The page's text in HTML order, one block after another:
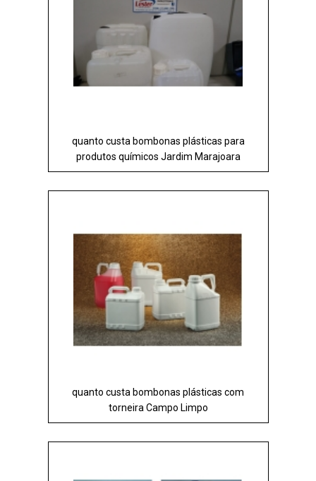
quanto custa bombonas plásticas para
produtos químicos Jardim Marajoara
quanto custa bombonas plásticas com
torneira Campo Limpo